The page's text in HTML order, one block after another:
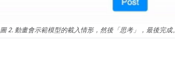
圖 2. 動畫會示範模型的載入情形，然後「思考」，最後完成